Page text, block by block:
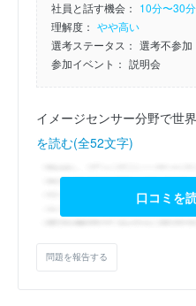
社員と話す機会： 10分〜30
理解度： やや高い
選考ステータス： 選考不参加
参加イベント： 説明会
イメージセンサー分野で世
を読む(全52文字)
口コミを
問題を報告する